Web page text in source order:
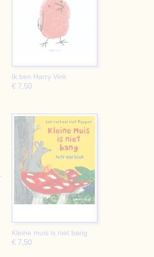
Ik ben Harry Vink
€ 7,50
Kleine muis is niet bang
€ 7,50